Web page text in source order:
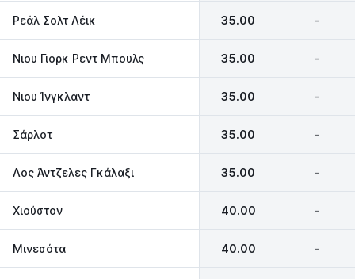
Ρεάλ Σολτ Λέικ 35.00 -
Nιου Γιορκ Ρεντ Μπουλς 35.00 -
Νιου Ίνγκλαντ 35.00 -
Σάρλοτ 35.00 -
Λος Άντζελες Γκάλαξι 35.00 -
Χιούστον 40.00 -
Μινεσότα 40.00 -